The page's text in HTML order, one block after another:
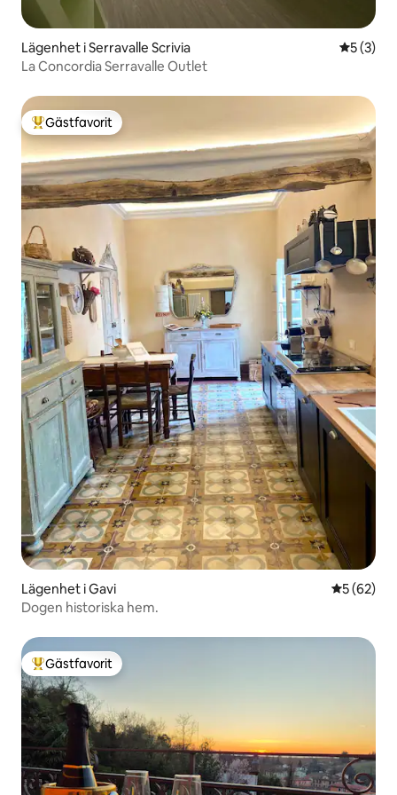
Lägenhet i Serravalle Scrivia 5 av 5 i
5 (3)
La Concordia Serravalle Outlet
Populär gästfavorit
Gästfavorit
Lägenhet i Gavi 5 av 5 i
5 (62)
Dogen historiska hem.
Populär gästfavorit
Gästfavorit